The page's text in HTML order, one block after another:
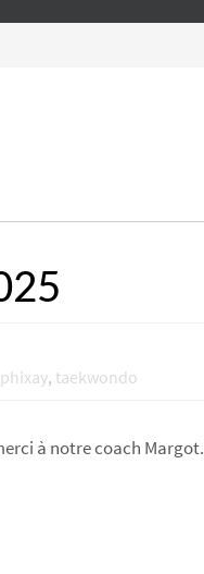
, taekwondo
à notre coach Margot.